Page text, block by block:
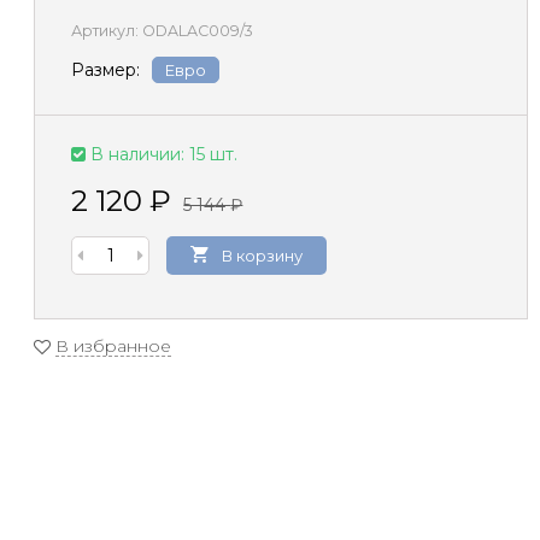
Артикул: ODALAC009/3
Размер: Евро
В наличии: 15 шт.
2 120₽ 5 144₽
В корзину
В избранное